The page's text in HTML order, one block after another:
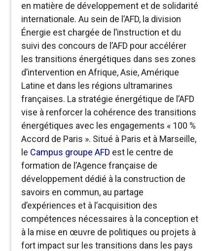
en matière de développement et de solidarité
internationale. Au sein de l’AFD, la division
Énergie est chargée de l’instruction et du
suivi des concours de l’AFD pour accélérer
les transitions énergétiques dans ses zones
d’intervention en Afrique, Asie, Amérique
Latine et dans les régions ultramarines
françaises. La stratégie énergétique de l’AFD
vise à renforcer la cohérence des transitions
énergétiques avec les engagements « 100 %
Accord de Paris ». Situé à Paris et à Marseille,
le Campus groupe AFD est le centre de
formation de l’Agence française de
développement dédié à la construction de
savoirs en commun, au partage
d’expériences et à l’acquisition des
compétences nécessaires à la conception et
à la mise en œuvre de politiques ou projets à
fort impact sur les transitions dans les pays